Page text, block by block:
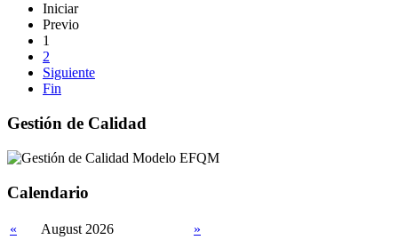
Iniciar
Previo
1
2
Siguiente
Fin
Gestión de Calidad
Calendario
« August 2026
»